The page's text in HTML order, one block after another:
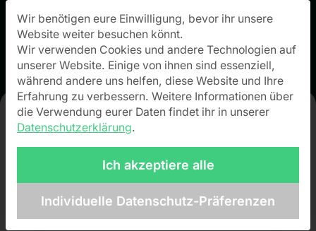
Gute Gamification
stellt keine
Anforderung
Datenschutz-Präferenz
Wir benötigen eure Einwilligung, bevor ihr unsere
Website weiter besuchen könnt.
Wir verwenden Cookies und andere Technologien auf
unserer Website. Einige von ihnen sind essenziell,
während andere uns helfen, diese Website und Ihre
Erfahrung zu verbessern. Weitere Informationen über
die Verwendung eurer Daten findet ihr in unserer
Datenschutzerklärung.
Ich akzeptiere alle
Individuelle Datenschutz-Präferenzen